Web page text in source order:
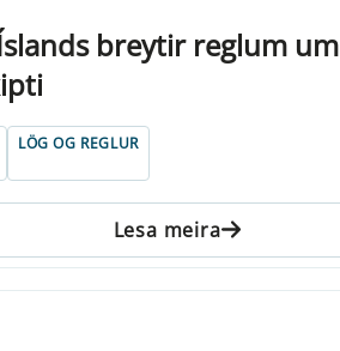
breytir reglum um
LÖG OG REGLUR
Lesa meira